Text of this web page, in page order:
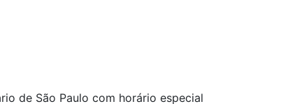
de São Paulo com horário especial